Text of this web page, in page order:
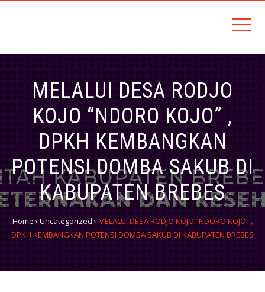
MELALUI DESA RODJO
KOJO “NDORO KOJO” ,
DPKH KEMBANGKAN
POTENSI DOMBA SAKUB DI
KABUPATEN BREBES
Home › Uncategorized › MELALUI DESA RODJO KOJO “NDORO KOJO” ,
DPKH KEMBANGKAN POTENSI DOMBA SAKUB DI KABUPATEN BREBES